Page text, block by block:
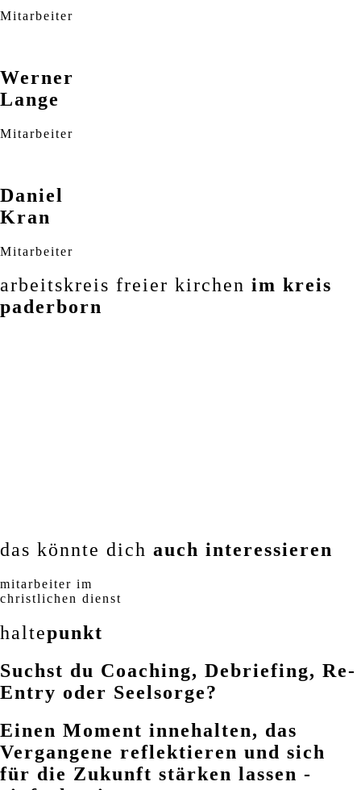
Mitarbeiter
Werner
Lange
Mitarbeiter
Daniel
Kran
Mitarbeiter
arbeitskreis freier kirchen im kreis
paderborn
das könnte dich auch interessieren
mitarbeiter im
christlichen dienst
haltepunkt
Suchst du Coaching, Debriefing, Re-
Entry oder Seelsorge?
Einen Moment innehalten, das
Vergangene reflektieren und sich
für die Zukunft stärken lassen -